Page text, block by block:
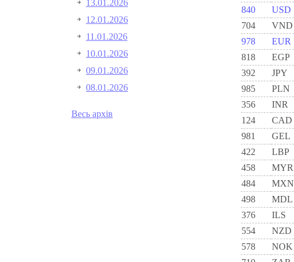
13.01.2026
12.01.2026
11.01.2026
10.01.2026
09.01.2026
08.01.2026
Весь архів
840 USD
704
VND
978
EUR
818
EGP
392
JPY
985
PLN
356
INR
124
CAD
981
GEL
422
LBP
458
MYR
484
MXN
498
MDL
376
ILS
554
NZD
578
NOK